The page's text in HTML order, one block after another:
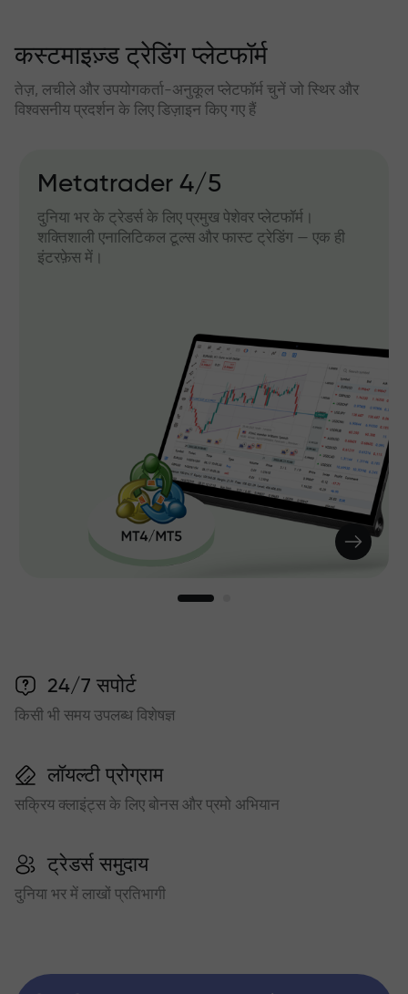
कस्टमाइज़्ड ट्रेडिंग प्लेटफॉर्म
तेज़, लचीले और उपयोगकर्ता-अनुकूल प्लेटफॉर्म चुनें जो स्थिर और
विश्वसनीय प्रदर्शन के लिए डिज़ाइन किए गए हैं
Metatrader 4/5
दुनिया भर के ट्रेडर्स के लिए प्रमुख पेशेवर प्लेटफॉर्म।
शक्तिशाली एनालिटिकल टूल्स और फास्ट ट्रेडिंग — एक ही
इंटरफ़ेस में।
24/7 सपोर्ट
किसी भी समय उपलब्ध विशेषज्ञ
लॉयल्टी प्रोग्राम
सक्रिय क्लाइंट्स के लिए बोनस और प्रमो अभियान
ट्रेडर्स समुदाय
दुनिया भर में लाखों प्रतिभागी